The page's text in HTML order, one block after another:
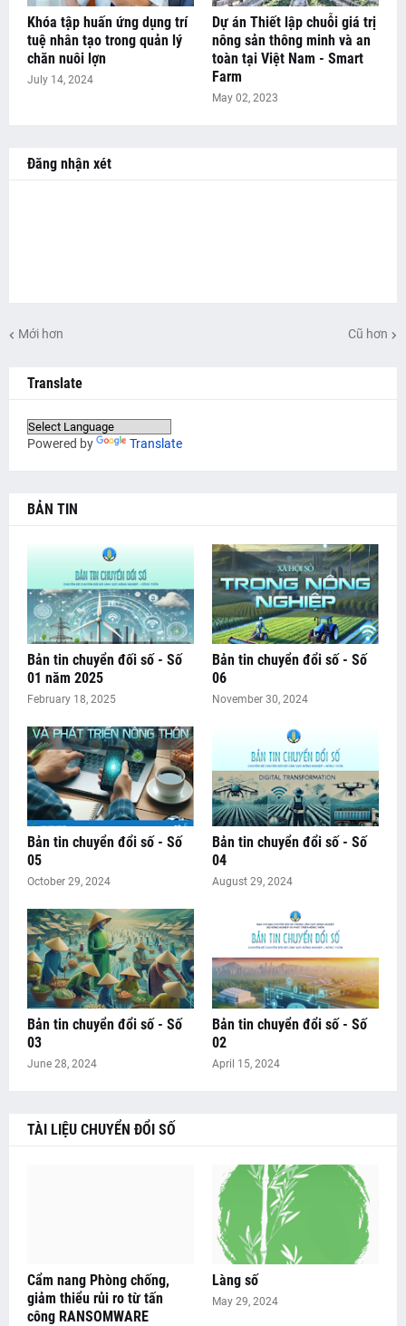
Khóa tập huấn ứng dụng trí
tuệ nhân tạo trong quản lý
chăn nuôi lợn
July 14, 2024
Dự án Thiết lập chuỗi giá trị
nông sản thông minh và an
toàn tại Việt Nam - Smart
Farm
May 02, 2023
Đăng nhận xét
Mới hơn Cũ hơn
Translate
Powered by Translate
BẢN TIN
Bản tin chuyển đối số - Số
01 năm 2025
February 18, 2025
Bản tin chuyển đổi số - Số
06
November 30, 2024
Bản tin chuyển đổi số - Số
05
October 29, 2024
Bản tin chuyển đổi số - Số
04
August 29, 2024
Bản tin chuyển đổi số - Số
03
June 28, 2024
Bản tin chuyển đổi số - Số
02
April 15, 2024
TÀI LIỆU CHUYỂN ĐỔI SỐ
Cẩm nang Phòng chống,
giảm thiểu rủi ro từ tấn
công RANSOMWARE
Làng số
May 29, 2024